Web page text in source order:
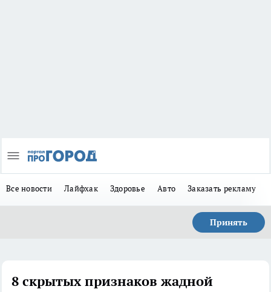
Все новости Лайфхак Здоровье Авто Заказать рекламу
Принять
8 скрытых признаков жадной